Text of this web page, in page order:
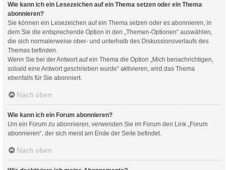
Wie kann ich ein Lesezeichen auf ein Thema setzen oder ein Thema
abonnieren?
Sie können ein Lesezeichen auf ein Thema setzen oder es abonnieren, in
dem Sie die entsprechende Option in den „Themen-Optionen“ auswählen,
die sich normalerweise ober- und unterhalb des Diskussionsverlaufs des
Themas befinden.
Wenn Sie bei der Antwort auf ein Thema die Option „Mich benachrichtigen,
sobald eine Antwort geschrieben wurde“ aktivieren, wird das Thema
ebenfalls für Sie abonniert.
Nach oben
Wie kann ich ein Forum abonnieren?
Um ein Forum zu abonnieren, verwenden Sie im Forum den Link „Forum
abonnieren“, der sich meist am Ende der Seite befindet.
Nach oben